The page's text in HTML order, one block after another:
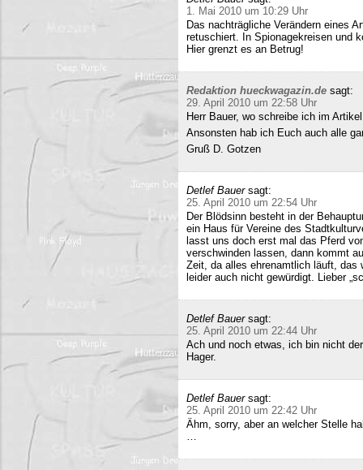
1. Mai 2010 um 10:29 Uhr
Das nachträgliche Verändern eines
retuschiert. In Spionagekreisen und
Hier grenzt es an Betrug!
Redaktion hueckwagazin.de sagt:
29. April 2010 um 22:58 Uhr
Herr Bauer, wo schreibe ich im
Ansonsten hab ich Euch auch alle
Gruß D. Gotzen
Detlef Bauer sagt:
25. April 2010 um 22:54 Uhr
Der Blödsinn besteht in der
ein Haus für Vereine des
lasst uns doch erst mal das Pferd
verschwinden lassen, dann kommt
Zeit, da alles ehrenamtlich läuft, das
leider auch nicht gewürdigt. Lieber
Detlef Bauer sagt:
25. April 2010 um 22:44 Uhr
Ach und noch etwas, ich bin nicht
Hager.
Detlef Bauer sagt:
25. April 2010 um 22:42 Uhr
Ähm, sorry, aber an welcher Stelle
…